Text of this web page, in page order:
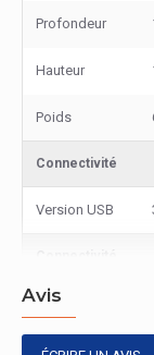
Profondeur
Hauteur
Poids
Connectivité
Version USB
Nombre de
ports USB
Avis